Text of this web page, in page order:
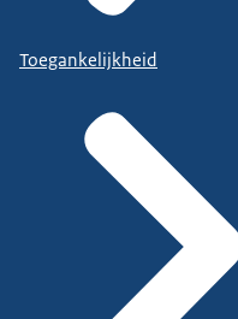
Toegankelijkheid